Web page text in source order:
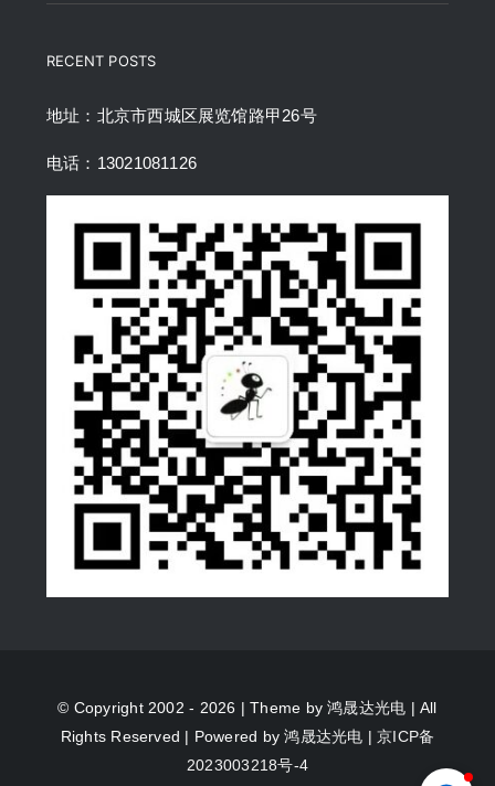
RECENT POSTS
地址：北京市西城区展览馆路甲26号
电话：13021081126
© Copyright 2002 - 2026 | Theme by鸿晟达光电 | All
Rights Reserved | Powered by鸿晟达光电 |京ICP备
2023003218号-4